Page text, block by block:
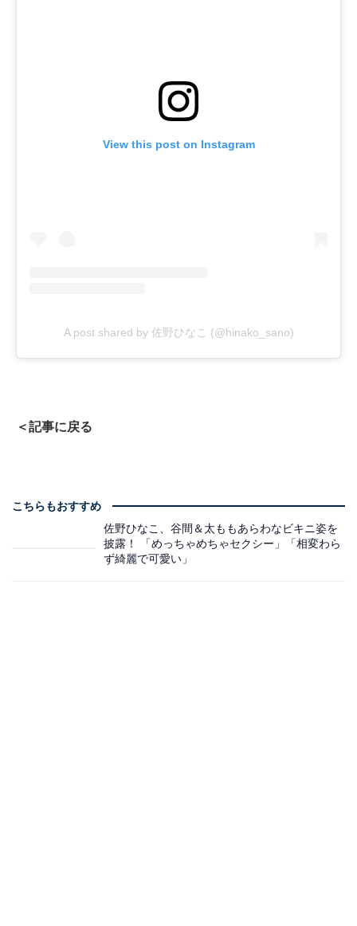
View this post on Instagram
A post shared by 佐野ひなこ (@hinako_sano)
＜記事に戻る
こちらもおすすめ
佐野ひなこ、谷間＆太ももあらわなビキニ姿を
披露！ 「めっちゃめちゃセクシー」「相変わら
ず綺麗で可愛い」